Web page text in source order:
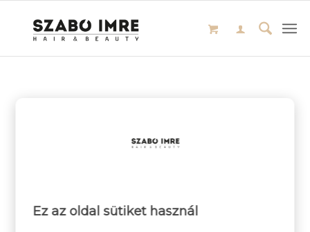
Ez az oldal sütiket használ